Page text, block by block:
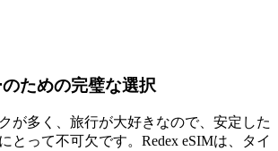
ための完璧な選択
が多く、旅行が大好きなので、安定した
とって不可欠です。Redex eSIMは、タイ